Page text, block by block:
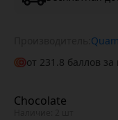
от 231.8 баллов за
Chocolate